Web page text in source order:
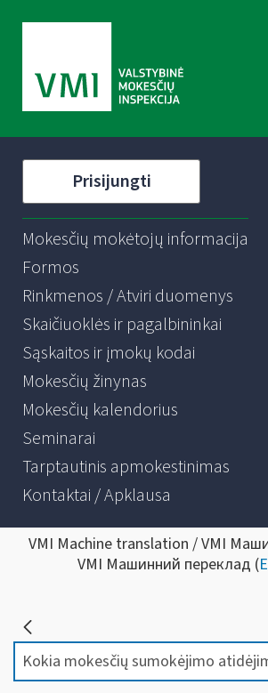
Prisijungti
Mokesčių mokėtojų informacija
Formos
Rinkmenos / Atviri duomenys
Skaičiuoklės ir pagalbininkai
Sąskaitos ir įmokų kodai
Mokesčių žinynas
Mokesčių kalendorius
Seminarai
Tarptautinis apmokestinimas
Kontaktai / Apklausa
VMI Machine translation / VMI
VMI Машинний переклад (